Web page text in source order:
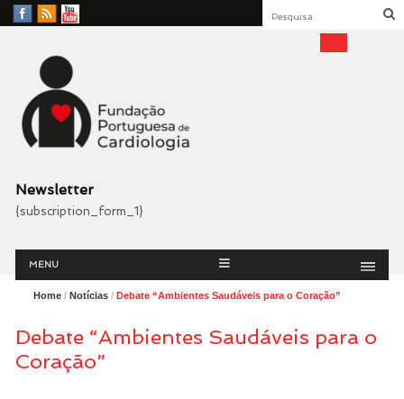
Facebook
RSS
YouTube
Fundação Portuguesa
Cardiologia
Newsletter
{subscription_form_1}
Menu
MENU
Home/ Notícias/ Debate “Ambientes Saudáveis para o Coração”
Debate “Ambientes Saudáveis para o
Coração”